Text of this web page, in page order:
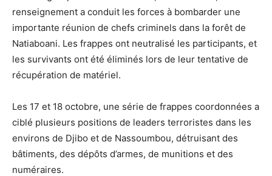
renseignement a conduit les forces à bombarder une
importante réunion de chefs criminels dans la forêt de
Natiaboani. Les frappes ont neutralisé les participants, et
les survivants ont été éliminés lors de leur tentative de
récupération de matériel.
Les 17 et 18 octobre, une série de frappes coordonnées a
ciblé plusieurs positions de leaders terroristes dans les
environs de Djibo et de Nassoumbou, détruisant des
bâtiments, des dépôts d’armes, de munitions et des
numéraires.